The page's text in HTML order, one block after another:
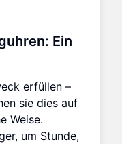
Ein
erfüllen –
sie dies auf
Weise.
um Stunde,